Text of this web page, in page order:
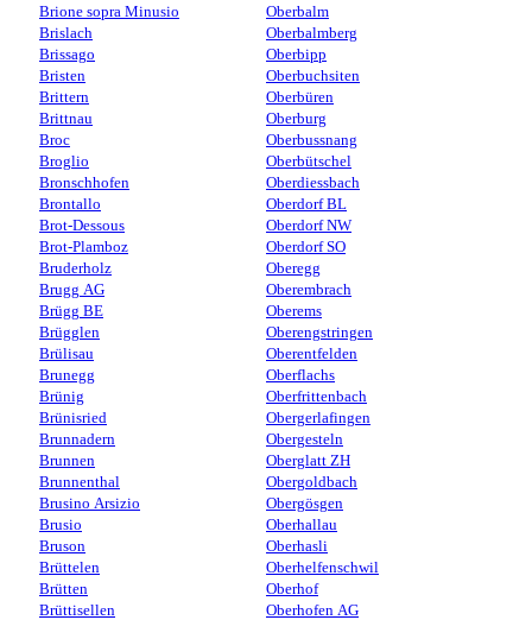
Brione sopra Minusio
Brislach
Brissago
Bristen
Brittern
Brittnau
Broc
Broglio
Bronschhofen
Brontallo
Brot-Dessous
Brot-Plamboz
Bruderholz
Brugg AG
Brügg BE
Brügglen
Brülisau
Brunegg
Brünig
Brünisried
Brunnadern
Brunnen
Brunnenthal
Brusino Arsizio
Brusio
Bruson
Brüttelen
Brütten
Brüttisellen
Oberbalm
Oberbalmberg
Oberbipp
Oberbuchsiten
Oberbüren
Oberburg
Oberbussnang
Oberbütschel
Oberdiessbach
Oberdorf BL
Oberdorf NW
Oberdorf SO
Oberegg
Oberembrach
Oberems
Oberengstringen
Oberentfelden
Oberflachs
Oberfrittenbach
Obergerlafingen
Obergesteln
Oberglatt ZH
Obergoldbach
Obergösgen
Oberhallau
Oberhasli
Oberhelfenschwil
Oberhof
Oberhofen AG